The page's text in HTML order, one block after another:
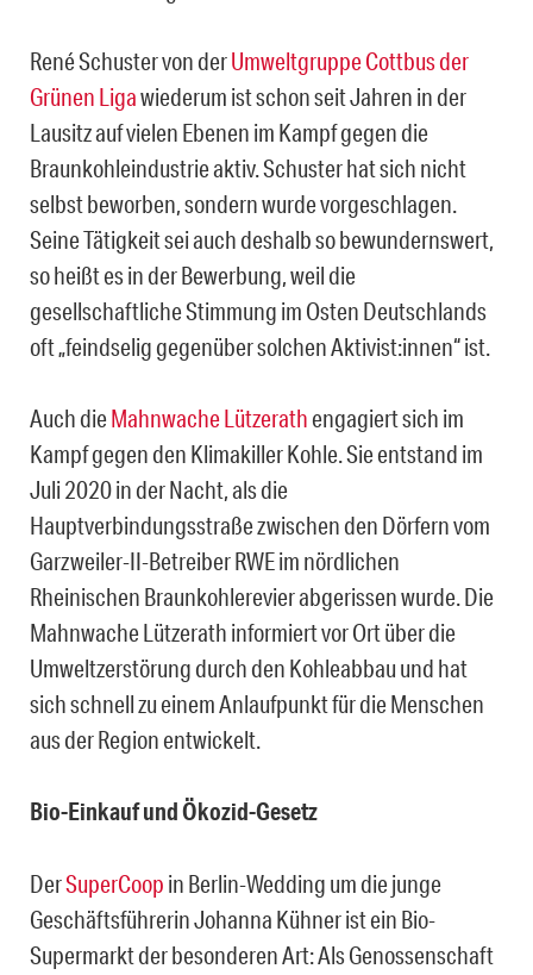
René Schuster von derUmweltgruppe Cottbus der
Grünen Ligawiederum ist schon seit Jahren in der
Lausitz auf vielen Ebenen im Kampf gegen die
Braunkohleindustrie aktiv. Schuster hat sich nicht
selbst beworben, sondern wurde vorgeschlagen.
Seine Tätigkeit sei auch deshalb so bewundernswert,
so heißt es in der Bewerbung, weil die
gesellschaftliche Stimmung im Osten Deutschlands
oft „feindselig gegenüber solchen Aktivist:innen“ ist.
Auch dieMahnwache Lützerathengagiert sich im
Kampf gegen den Klimakiller Kohle. Sie entstand im
Juli 2020 in der Nacht, als die
Hauptverbindungsstraße zwischen den Dörfern vom
Garzweiler-II-Betreiber RWE im nördlichen
Rheinischen Braunkohlerevier abgerissen wurde. Die
Mahnwache Lützerath informiert vor Ort über die
Umweltzerstörung durch den Kohleabbau und hat
sich schnell zu einem Anlaufpunkt für die Menschen
aus der Region entwickelt.
Bio-Einkauf und Ökozid-Gesetz
DerSuperCoop in Berlin-Wedding um die junge
Geschäftsführerin Johanna Kühner ist ein Bio-
Supermarkt der besonderen Art: Als Genossenschaft